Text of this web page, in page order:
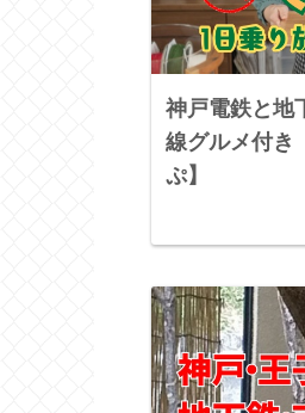
神戸電鉄と地
線グルメ付き
ぷ】